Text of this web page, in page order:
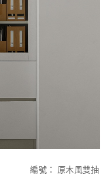
編號： 原木風雙抽